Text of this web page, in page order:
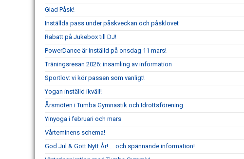
Glad Påsk!
Inställda pass under påskveckan och påsklovet
Rabatt på Jukebox till DJ!
PowerDance är inställd på onsdag 11 mars!
Träningsresan 2026: insamling av information
Sportlov: vi kör passen som vanligt!
Yogan inställd ikväll!
Årsmöten i Tumba Gymnastik och Idrottsförening
Yinyoga i februari och mars
Vårteminens schema!
God Jul & Gott Nytt År! ... och spännande information!